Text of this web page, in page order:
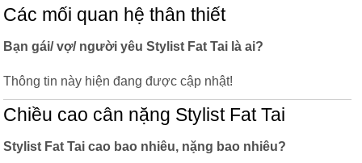
Các mối quan hệ thân thiết
Bạn gái/ vợ/ người yêu Stylist Fat Tai là ai?
Thông tin này hiện đang được cập nhật!
Chiều cao cân nặng Stylist Fat Tai
Stylist Fat Tai cao bao nhiêu, nặng bao nhiêu?